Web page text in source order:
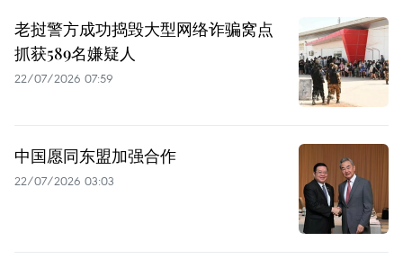
老挝警方成功捣毁大型网络诈骗窝点
抓获589名嫌疑人
22/07/2026 07:59
中国愿同东盟加强合作
22/07/2026 03:03